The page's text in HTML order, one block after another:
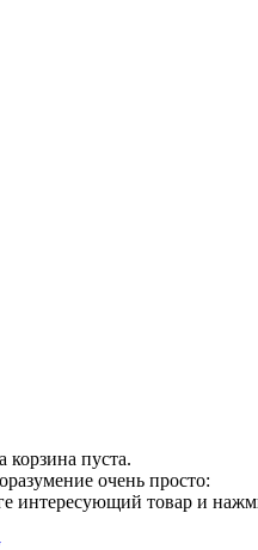
пуста.
очень просто:
интересующий товар и